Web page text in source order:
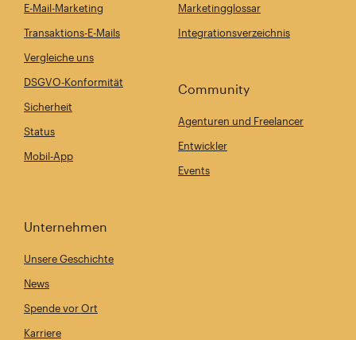
E-Mail-Marketing
Transaktions-E-Mails
Vergleiche uns
DSGVO-Konformität
Sicherheit
Status
Mobil-App
Marketingglossar
Integrationsverzeichnis
Community
Agenturen und Freelancer
Entwickler
Events
Unternehmen
Unsere Geschichte
News
Spende vor Ort
Karriere